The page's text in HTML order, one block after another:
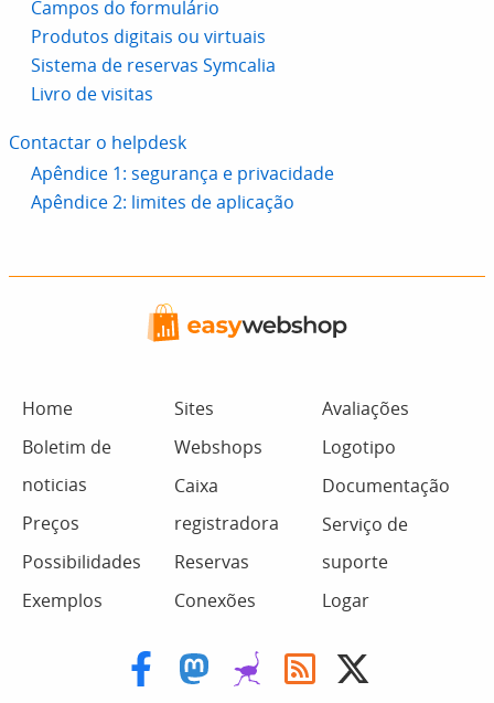
Campos do formulário
Produtos digitais ou virtuais
Sistema de reservas Symcalia
Livro de visitas
Contactar o helpdesk
Apêndice 1: segurança e privacidade
Apêndice 2: limites de aplicação
Home
Boletim de
noticias
Preços
Possibilidades
Exemplos
Sites
Webshops
Caixa
registradora
Reservas
Conexões
Avaliações
Logotipo
Documentação
Serviço de
suporte
Logar